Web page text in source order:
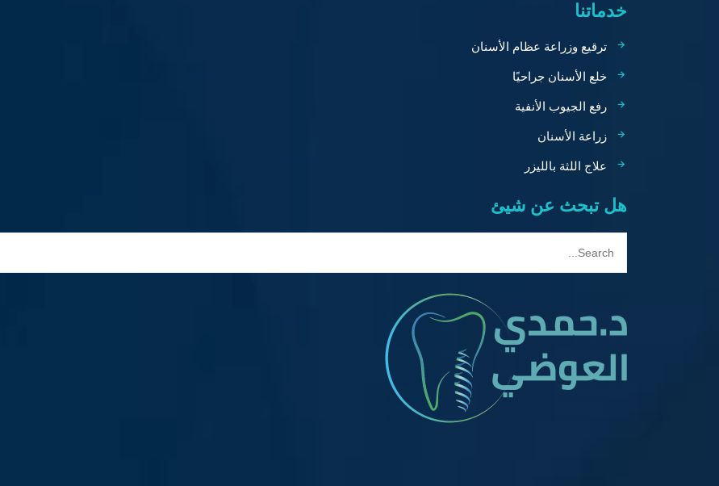
خدماتنا
ترقيع وزراعة عظام الأسنان
خلع الأسنان جراحيًا
رفع الجيوب الأنفية
زراعة الأسنان
علاج اللثة بالليزر
هل تبحث عن شيئ